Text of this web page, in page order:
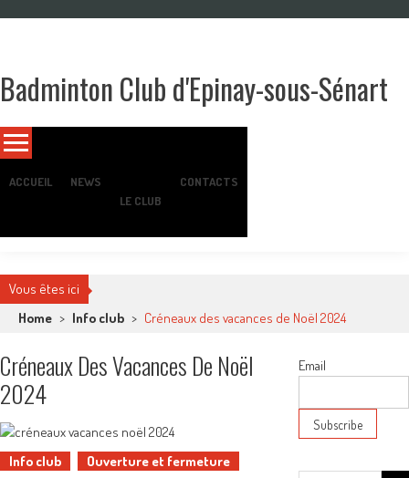
Badminton Club d'Epinay-sous-Sénart
ACCUEIL
NEWS
LE CLUB
CONTACTS
Vous êtes ici
Home > Info club > Créneaux des vacances de Noël 2024
Créneaux Des Vacances De Noël
2024
Info club Ouverture et fermeture
Email